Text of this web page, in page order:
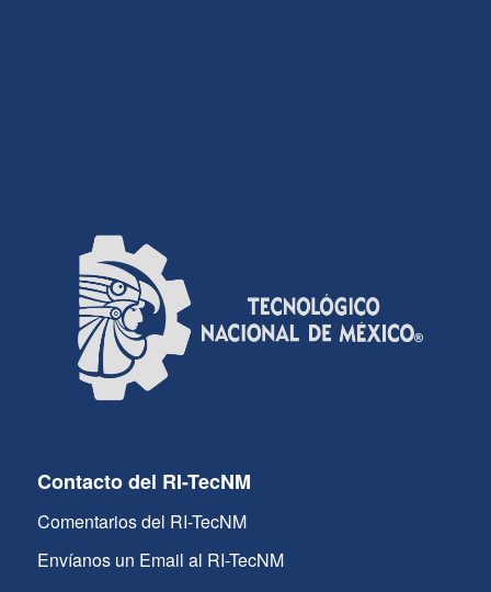
Contacto del RI-TecNM
Comentarios del RI-TecNM
Envíanos un Email al RI-TecNM